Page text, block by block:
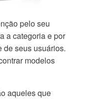
pelo seu
a categoria e por
de seus usuários.
modelos
aqueles que